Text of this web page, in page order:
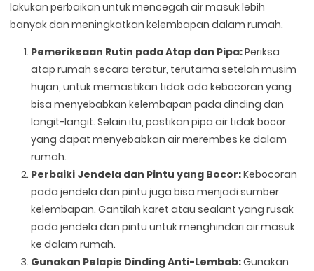
lakukan perbaikan untuk mencegah air masuk lebih
banyak dan meningkatkan kelembapan dalam rumah.
Pemeriksaan Rutin pada Atap dan Pipa:Periksa
atap rumah secara teratur, terutama setelah musim
hujan, untuk memastikan tidak ada kebocoran yang
bisa menyebabkan kelembapan pada dinding dan
langit-langit. Selain itu, pastikan pipa air tidak bocor
yang dapat menyebabkan air merembes ke dalam
rumah.
Perbaiki Jendela dan Pintu yang Bocor:Kebocoran
pada jendela dan pintu juga bisa menjadi sumber
kelembapan. Gantilah karet atau sealant yang rusak
pada jendela dan pintu untuk menghindari air masuk
ke dalam rumah.
Gunakan Pelapis Dinding Anti-Lembab:Gunakan